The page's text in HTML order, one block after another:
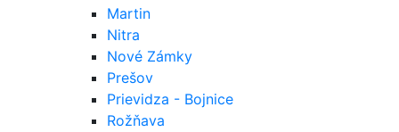
Martin
Nitra
Nové Zámky
Prešov
Prievidza - Bojnice
Rožňava